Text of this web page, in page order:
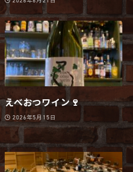
えべおつワイン🍷
2026年5月15日